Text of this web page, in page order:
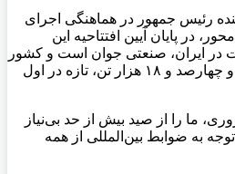
رئیس جمهور در هماهنگی اجرای
در پايان آیین افتتاحیه این
در ایران، صنعتی جوان است و کشور
ما با تولیدی بالغ بر ۱ میلیون و چهارصد و ۱۸ هزار تن، تازه در اول
ما را از صید بیش از حد بی‌نیاز
به ضوابط بین‌المللی از همه